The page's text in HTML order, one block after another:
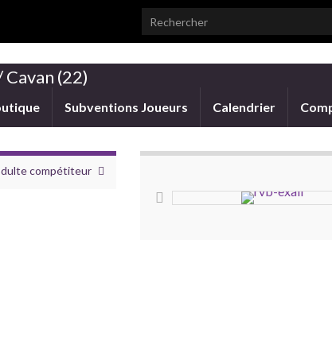
Search for:
(22)
Subventions Joueurs Calendrier
compétiteur